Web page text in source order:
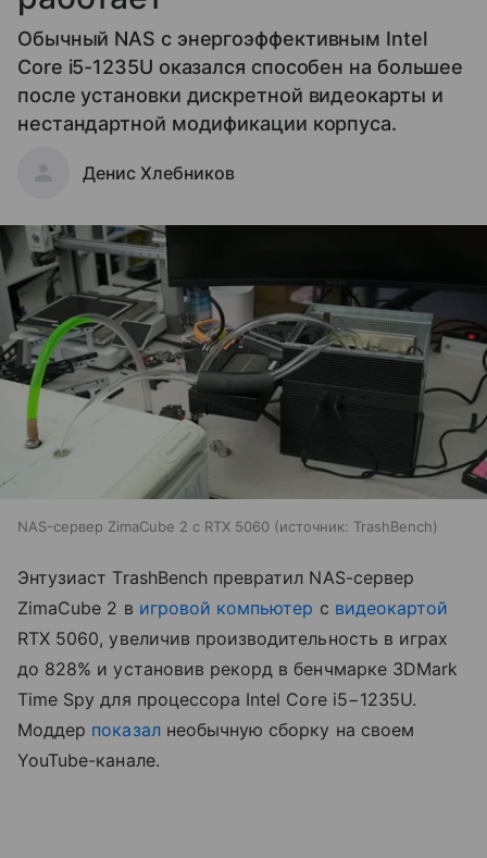
Обычный NAS с энергоэффективным Intel
Core i5-1235U оказался способен на большее
после установки дискретной видеокарты и
нестандартной модификации корпуса.
Денис Хлебников
NAS-сервер ZimaCube 2 с RTX 5060 источник: TrashBench
Энтузиаст TrashBench превратил NAS-сервер
ZimaCube 2 в игровой компьютер с видеокартой
RTX 5060, увеличив производительность в играх
до 828% и установив рекорд в бенчмарке 3DMark
Time Spy для процессора Intel Core i5−1235U.
Моддер показалнеобычную сборку на своем
YouTube-канале.